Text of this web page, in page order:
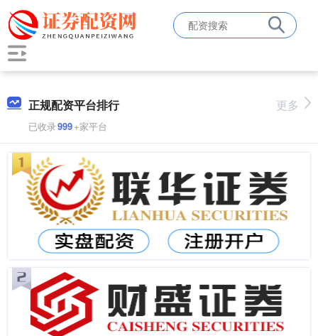
正规配资平台排行
已收录999+家平台
更多